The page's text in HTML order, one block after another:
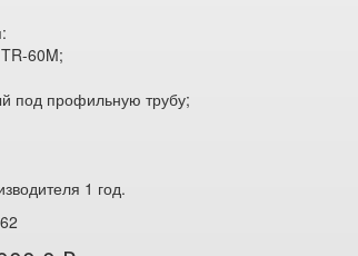
60M;
под профильную трубу;
1 год.